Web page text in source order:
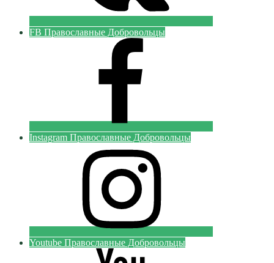
FB Православные Добровольцы
Instagram Православные Добровольцы
Youtube Православные Добровольцы